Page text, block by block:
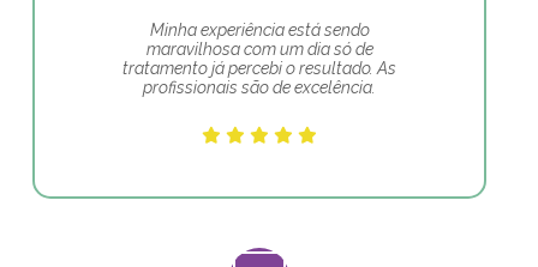
Minha experiência está sendo
maravilhosa com um dia só de
tratamento já percebi o resultado. As
profissionais são de excelência.